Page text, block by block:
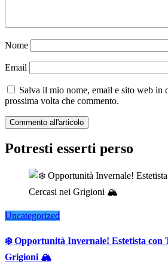
Nome
Email
Salva il mio nome, email e sito web in
prossima volta che commento.
Potresti esserti perso
Uncategorized
❄️ Opportunità Invernale! Estetista con
Grigioni 🏔️